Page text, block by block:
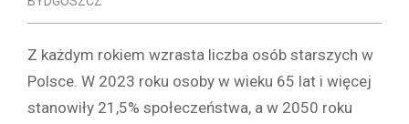
Z każdym rokiem wzrasta liczba osób starszych w
Polsce. W 2023 roku osoby w wieku 65 lat i więcej
stanowiły 21,5% społeczeństwa, a w 2050 roku